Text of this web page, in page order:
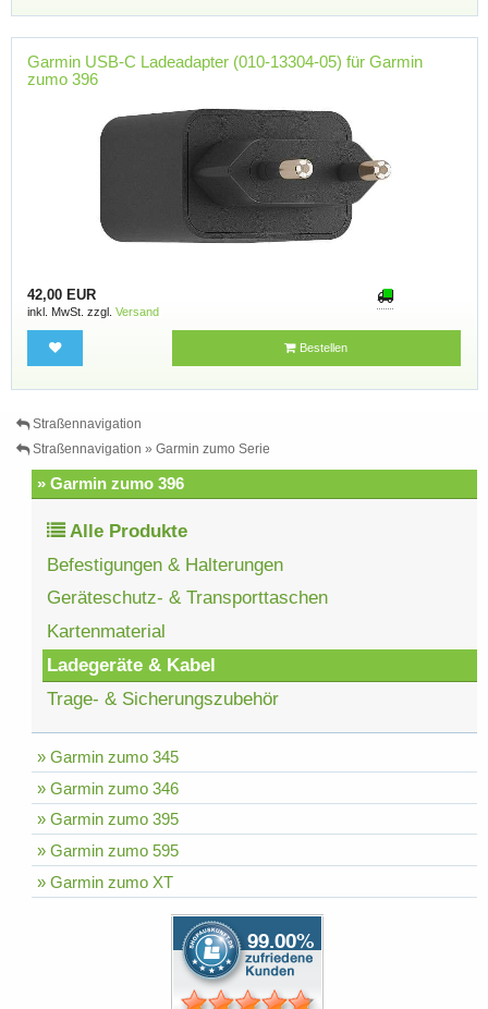
Garmin USB-C Ladeadapter (010-13304-05) für Garmin
zumo 396
42,00 EUR
inkl. MwSt. zzgl. Versand
Bestellen
Straßennavigation
Straßennavigation » Garmin zumo Serie
» Garmin zumo 396
Alle Produkte
Befestigungen & Halterungen
Geräteschutz- & Transporttaschen
Kartenmaterial
Ladegeräte & Kabel
Trage- & Sicherungszubehör
» Garmin zumo 345
» Garmin zumo 346
» Garmin zumo 395
» Garmin zumo 595
» Garmin zumo XT